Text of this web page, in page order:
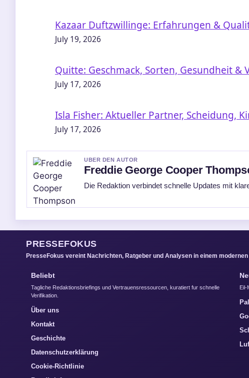
Kazaar Duftzwillinge: Erfahrungen &
July 19, 2026
Quitte: Geschmack, Sorten, Gesundheit &
July 17, 2026
Isla Fisher: Aktueller Partner, Scheidung,
July 17, 2026
UBER DEN AUTOR
Freddie George Cooper
Die Redaktion verbindet schnelle Updates mit
PRESSEFOKUS
PresseFokus vereint Nachrichten, Ratgeber und Analysen in einem
Beliebt
Tagliche Redaktionsbriefings und Vertrauensressourcen, kuratiert fur schnelle
Verifikation.
Über uns
Kontakt
Geschichte
Datenschutzerklärung
Cookie-Richtlinie
Eil-